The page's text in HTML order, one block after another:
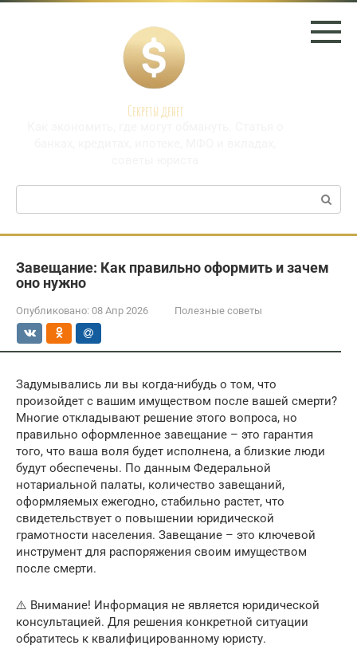
Перейти
Секреты денег
Поиск:
Завещание: Как правильно оформить и зачем
оно нужно
Опубликовано: 08 Апр 2026 Полезные советы
Задумывались ли вы когда-нибудь о том, что
произойдет с вашим имуществом после вашей смерти?
Многие откладывают решение этого вопроса, но
правильно оформленное завещание – это гарантия
того, что ваша воля будет исполнена, а близкие люди
будут обеспечены. По данным Федеральной
нотариальной палаты, количество завещаний,
оформляемых ежегодно, стабильно растет, что
свидетельствует о повышении юридической
грамотности населения. Завещание – это ключевой
инструмент для распоряжения своим имуществом
после смерти.
⚠️ Внимание! Информация не является юридической
консультацией. Для решения конкретной ситуации
обратитесь к квалифицированному юристу.